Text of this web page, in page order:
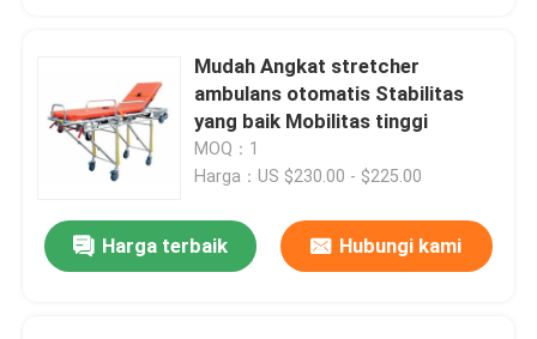
Mudah Angkat stretcher
ambulans otomatis Stabilitas
yang baik Mobilitas tinggi
MOQ：1
Harga：US $230.00 - $225.00
Harga terbaik Hubungi kami